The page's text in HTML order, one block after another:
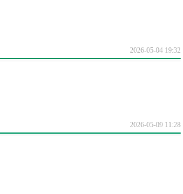
2026-05-04 19:32
2026-05-09 11:28